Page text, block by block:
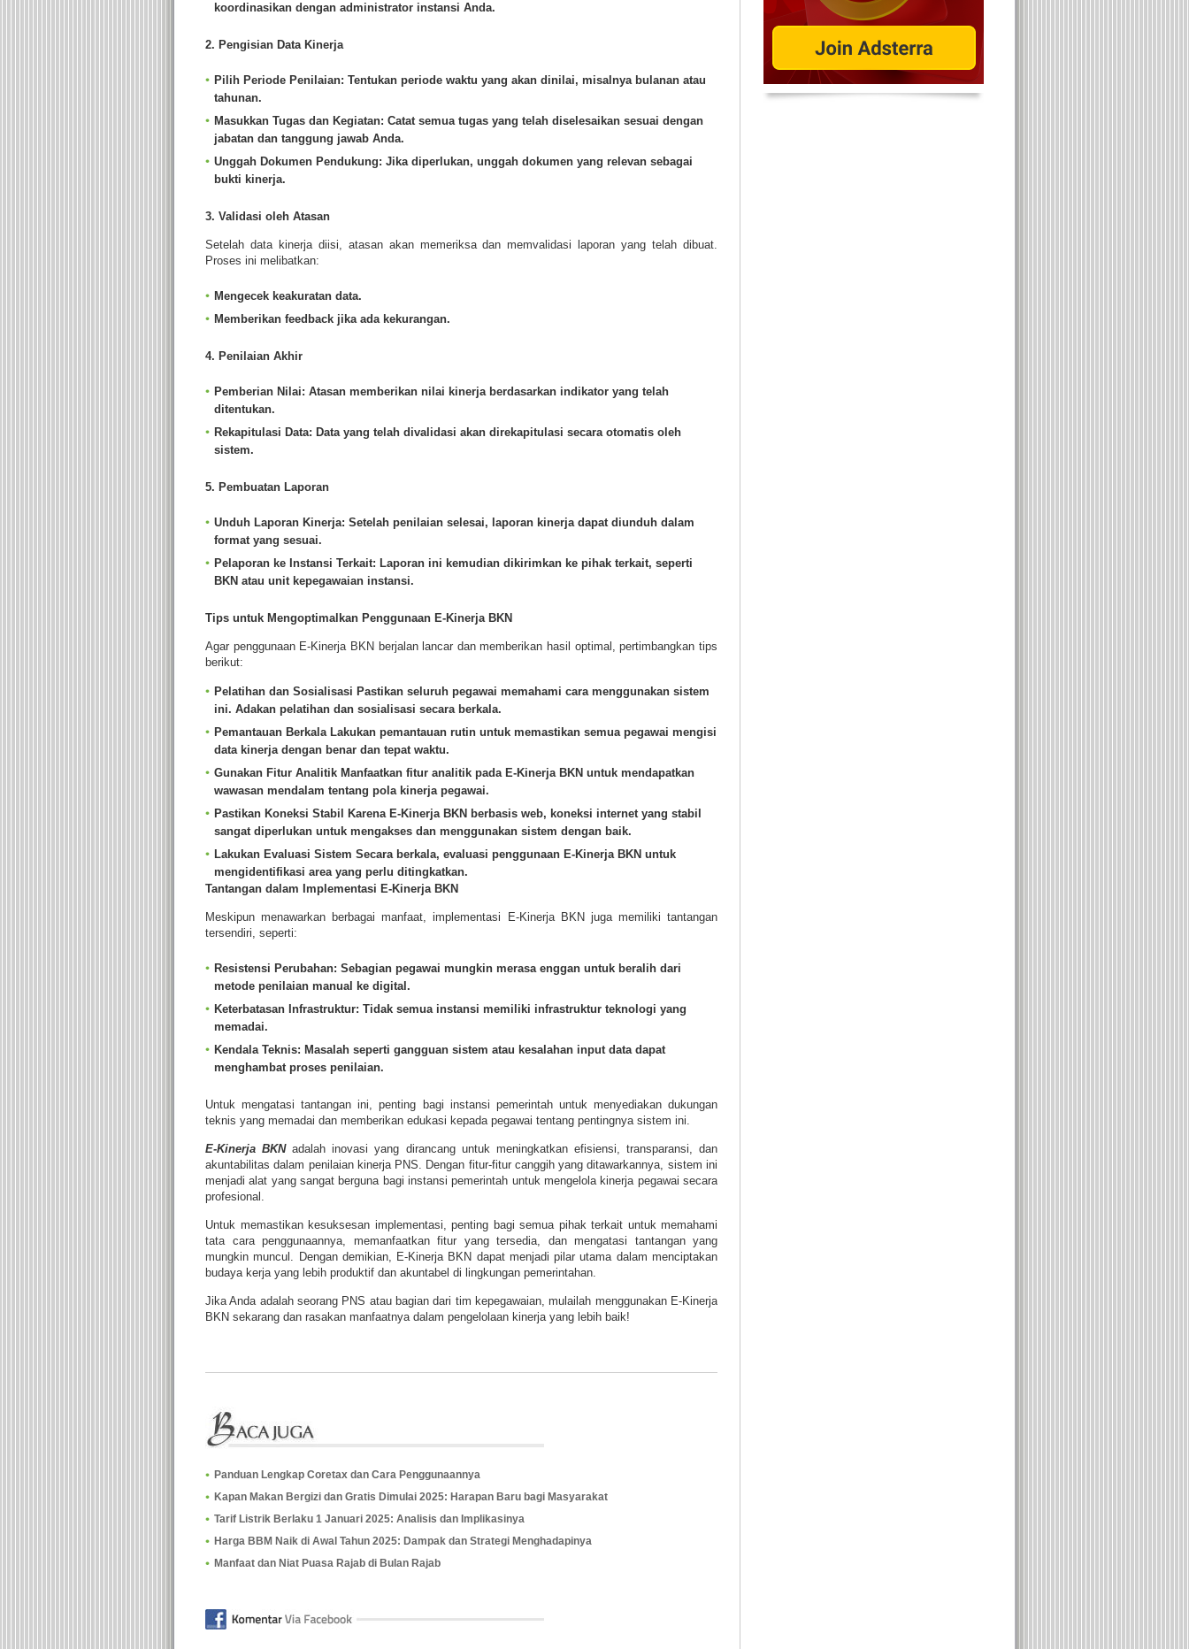
koordinasikan dengan administrator instansi Anda.
2. Pengisian Data Kinerja
Pilih Periode Penilaian: Tentukan periode waktu yang akan dinilai, misalnya bulanan atau
tahunan.
Masukkan Tugas dan Kegiatan: Catat semua tugas yang telah diselesaikan sesuai dengan
jabatan dan tanggung jawab Anda.
Unggah Dokumen Pendukung: Jika diperlukan, unggah dokumen yang relevan sebagai
bukti kinerja.
3. Validasi oleh Atasan
Setelah data kinerja diisi, atasan akan memeriksa dan memvalidasi laporan yang telah dibuat.
Proses ini melibatkan:
Mengecek keakuratan data.
Memberikan feedback jika ada kekurangan.
4. Penilaian Akhir
Pemberian Nilai: Atasan memberikan nilai kinerja berdasarkan indikator yang telah
ditentukan.
Rekapitulasi Data: Data yang telah divalidasi akan direkapitulasi secara otomatis oleh
sistem.
5. Pembuatan Laporan
Unduh Laporan Kinerja: Setelah penilaian selesai, laporan kinerja dapat diunduh dalam
format yang sesuai.
Pelaporan ke Instansi Terkait: Laporan ini kemudian dikirimkan ke pihak terkait, seperti
BKN atau unit kepegawaian instansi.
Tips untuk Mengoptimalkan Penggunaan E-Kinerja BKN
Agar penggunaan E-Kinerja BKN berjalan lancar dan memberikan hasil optimal, pertimbangkan tips
berikut:
Pelatihan dan Sosialisasi Pastikan seluruh pegawai memahami cara menggunakan sistem
ini. Adakan pelatihan dan sosialisasi secara berkala.
Pemantauan BerkalaLakukan pemantauan rutin untuk memastikan semua pegawai mengisi
data kinerja dengan benar dan tepat waktu.
Gunakan Fitur Analitik Manfaatkan fitur analitik pada E-Kinerja BKN untuk mendapatkan
wawasan mendalam tentang pola kinerja pegawai.
Pastikan Koneksi Stabil
Karena E-Kinerja BKN berbasis web, koneksi internet yang stabil
sangat diperlukan untuk mengakses dan menggunakan sistem dengan baik.
Lakukan Evaluasi Sistem Secara berkala, evaluasi penggunaan E-Kinerja BKN untuk
mengidentifikasi area yang perlu ditingkatkan.
Tantangan dalam Implementasi E-Kinerja BKN
Meskipun menawarkan berbagai manfaat, implementasi E-Kinerja BKN juga memiliki tantangan
tersendiri, seperti:
Resistensi Perubahan: Sebagian pegawai mungkin merasa enggan untuk beralih dari
metode penilaian manual ke digital.
Keterbatasan Infrastruktur: Tidak semua instansi memiliki infrastruktur teknologi yang
memadai.
Kendala Teknis: Masalah seperti gangguan sistem atau kesalahan input data dapat
menghambat proses penilaian.
Untuk mengatasi tantangan ini, penting bagi instansi pemerintah untuk menyediakan dukungan
teknis yang memadai dan memberikan edukasi kepada pegawai tentang pentingnya sistem ini.
E-Kinerja BKNadalah inovasi yang dirancang untuk meningkatkan efisiensi, transparansi, dan
akuntabilitas dalam penilaian kinerja PNS. Dengan fitur-fitur canggih yang ditawarkannya, sistem ini
menjadi alat yang sangat berguna bagi instansi pemerintah untuk mengelola kinerja pegawai secara
profesional.
Untuk memastikan kesuksesan implementasi, penting bagi semua pihak terkait untuk memahami
tata cara penggunaannya, memanfaatkan fitur yang tersedia, dan mengatasi tantangan yang
mungkin muncul. Dengan demikian, E-Kinerja BKN dapat menjadi pilar utama dalam menciptakan
budaya kerja yang lebih produktif dan akuntabel di lingkungan pemerintahan.
Jika Anda adalah seorang PNS atau bagian dari tim kepegawaian, mulailah menggunakan E-Kinerja
BKN sekarang dan rasakan manfaatnya dalam pengelolaan kinerja yang lebih baik!
Panduan Lengkap Coretax dan Cara Penggunaannya
Kapan Makan Bergizi dan Gratis Dimulai 2025: Harapan Baru bagi Masyarakat
Tarif Listrik Berlaku 1 Januari 2025: Analisis dan Implikasinya
Harga BBM Naik di Awal Tahun 2025: Dampak dan Strategi Menghadapinya
Manfaat dan Niat Puasa Rajab di Bulan Rajab